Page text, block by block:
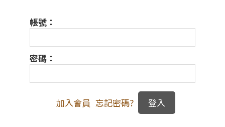
帳號：
密碼：
加入會員 忘記密碼?